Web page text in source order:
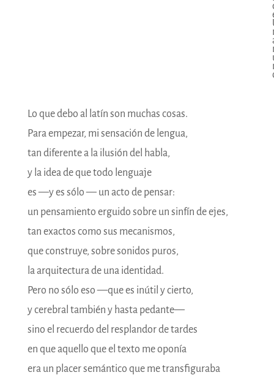
Lo que debo al latín son muchas cosas.
Para empezar, mi sensación de lengua,
tan diferente a la ilusión del habla,
y la idea de que todo lenguaje
es ―y es sólo ― un acto de pensar:
un pensamiento erguido sobre un sinfín de ejes,
tan exactos como sus mecanismos,
que construye, sobre sonidos puros,
la arquitectura de una identidad.
Pero no sólo eso ―que es inútil y cierto,
y cerebral también y hasta pedante―
sino el recuerdo del resplandor de tardes
en que aquello que el texto me oponía
era un placer semántico que me transfiguraba